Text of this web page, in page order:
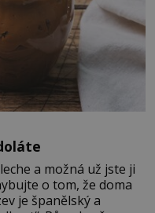
a možná už jste ji
o tom, že doma
je španělský a